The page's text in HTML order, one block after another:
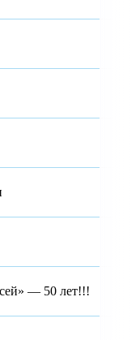
— 50 лет!!!